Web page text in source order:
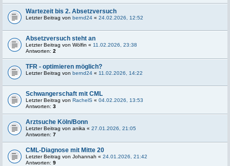
Wartezeit bis 2. Absetzversuch
Letzter Beitrag von bernd24 « 24.02.2026, 12:52
Absetzversuch steht an
Letzter Beitrag von Wölfin « 11.02.2026, 23:38
Antworten: 2
TFR - optimieren möglich?
Letzter Beitrag von bernd24 « 11.02.2026, 14:22
Schwangerschaft mit CML
Letzter Beitrag von RachelS « 04.02.2026, 13:53
Antworten: 3
Arztsuche Köln/Bonn
Letzter Beitrag von anika « 27.01.2026, 21:05
Antworten: 7
CML-Diagnose mit Mitte 20
Letzter Beitrag von Johannah « 24.01.2026, 21:42
Antworten: 9